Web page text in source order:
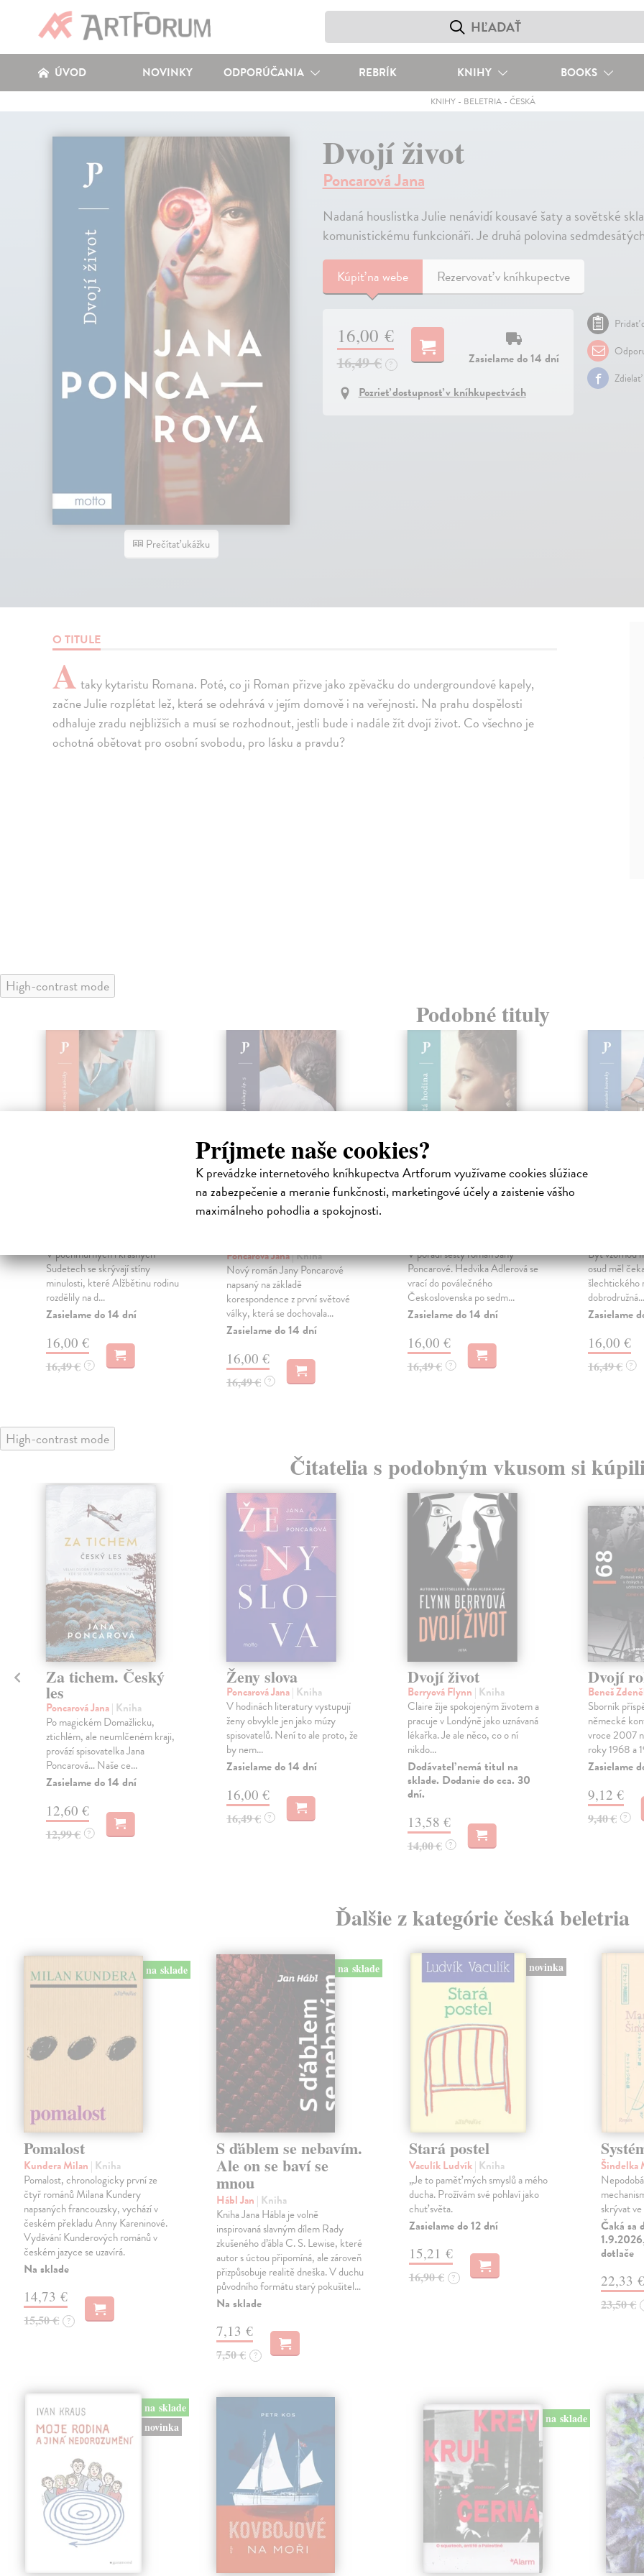
Príjmete naše cookies?
K prevádzke internetového kníhkupectva Artforum využívame cookies slúžiace
na zabezpečenie a meranie funkčnosti, marketingové účely a zaistenie vášho
maximálneho pohodlia a spokojnosti.
ÚVOD NOVINKY ODPORÚČANIA REBRÍK KNIHY BOOKS
KNIHY- BELETRIA- ČESKÁ
Prečítať ukážku
Dvojí život
Poncarová Jana
Nadaná houslistka Julie nenávidí kousavé šaty a sovětské
komunistickému funkcionáři. Je druhá polovina
Kúpiťna webe Rezervovať v kníhkupectve
16,00 €
16,49 € ?
Zasielame do 14 dní
Pozrieť dostupnosť v kníhkupectvách
Pridať
Zdielať
O TITULE
A taky kytaristu Romana. Poté, co ji Roman přizve jako zpěvačku do undergroundové kapely,
začne Julie rozplétat lež, která se odehrává v jejím domově i na veřejnosti. Na prahu dospělosti
odhaluje zradu nejbližších a musí se rozhodnout, jestli bude i nadále žít dvojí život. Co všechno je
ochotná obětovat pro osobní svobodu, pro lásku a pravdu?
High-contrast mode
Podobné tituly
V pochmurných i krásných
Sudetech se skrývají stíny
minulosti, které Alžbětinu rodinu
rozdělily na d...
Zasielame do 14 dní
16,00 €
16,49 € ?
Anna R. Osudy
Poncarová Jana| Kniha
Nový román Jany Poncarové
napsaný na základě
korespondence z první světové
války, která se dochovala...
Zasielame do 14 dní
16,00 €
16,49 € ?
V pořadí šestý román Jany
Poncarové. Hedvika Adlerová se
vrací do poválečného
Československa po sedm...
Zasielame do 14 dní
16,00 €
16,49 € ?
Být vzornou
osud měl
šlechtického
dobrodružná...
Zasielame
16,00 €
16,49 € ?
High-contrast mode
Čitatelia s podobným vkusom si
Za tichem. Český
les
Poncarová Jana| Kniha
Po magickém Domažlicku,
ztichlém, ale neumlčeném kraji,
provází spisovatelka Jana
Poncarová… Naše ce...
Zasielame do 14 dní
12,60 €
12,99 € ?
Ženy slova
Poncarová Jana| Kniha
V hodinách literatury vystupují
ženy obvykle jen jako múzy
spisovatelů. Není to ale proto, že
by nem...
Zasielame do 14 dní
16,00 €
16,49 € ?
Dvojí život
Berryová Flynn | Kniha
Claire žije spokojeným životem a
pracuje v Londýně jako uznávaná
lékařka. Je ale něco, co o ní
nikdo...
Dodávateľ nemá titul na
sklade. Dodanie do cca. 30
dní.
13,58 €
14,00 € ?
Dvojí
Beneš
Sborník
německé
vroce 2007
roky 1968 a
Zasielame
9,12 €
9,40 € ?
Ďalšie z kategórie česká beletria
na sklade
Pomalost
Kundera Milan | Kniha
Pomalost, chronologicky první ze
čtyř románů Milana Kundery
napsaných francouzsky, vychází v
českém překladu Anny Kareninové.
Vydávání Kunderových románů v
českém jazyce se uzavírá.
Na sklade
14,73 €
15,50 € ?
na sklade
S ďáblem se nebavím.
Ale on se baví se
mnou
Hábl Jan | Kniha
Kniha Jana Hábla je volně
inspirovaná slavným dílem Rady
zkušeného ďábla C. S. Lewise, které
autor s úctou připomíná, ale zároveň
přizpůsobuje realitě dneška. V duchu
původního formátu starý pokušitel…
Na sklade
7,13 €
7,50 € ?
novinka
Stará postel
Vaculík Ludvík| Kniha
„Je to paměť mých smyslů a mého
ducha. Prožívám své pohlaví jako
chuť světa.
Zasielame do 12 dní
15,21 €
16,90 € ?
Šindelka
skrývat
Čaká sa
dotlače
22,33 €
23,50 €
na sklade
novinka
na sklade